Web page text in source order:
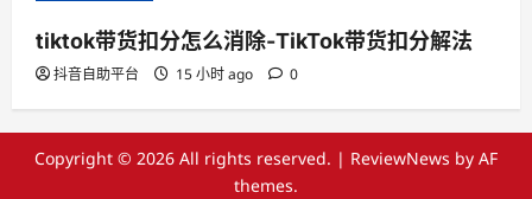
tiktok带货扣分怎么消除-TikTok带货扣分解法
抖音自助平台 15 小时 ago 0
Copyright © 2026 All rights reserved. | ReviewNews by AF
themes.